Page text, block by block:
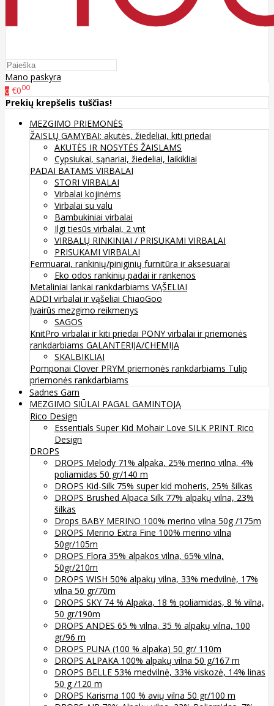
Mano paskyra
0 €000
Prekių krepšelis tuščias!
MEZGIMO PRIEMONĖS
ŽAISLŲ GAMYBAI: akutės, žiedeliai, kiti priedai
AKUTĖS IR NOSYTĖS ŽAISLAMS
Cypsiukai, sąnariai, žiedeliai, laikikliai
PADAI BATAMS VIRBALAI
STORI VIRBALAI
Virbalai kojinėms
Virbalai su valu
Bambukiniai virbalai
Ilgi tiesūs virbalai, 2 vnt
VIRBALŲ RINKINIAI / PRISUKAMI VIRBALAI
PRISUKAMI VIRBALAI
Fermuarai, rankinių/piniginių furnitūra ir aksesuarai
Eko odos rankinių padai ir rankenos
Metaliniai lankai rankdarbiams VĄŠELIAI
ADDI virbalai ir vąšeliai ChiaoGoo
Įvairūs mezgimo reikmenys
SAGOS
KnitPro virbalai ir kiti priedai PONY virbalai ir priemonės
rankdarbiams GALANTERIJA/CHEMIJA
SKALBIKLIAI
Pomponai Clover PRYM priemonės rankdarbiams Tulip
priemonės rankdarbiams
Sadnes Garn
MEZGIMO SIŪLAI PAGAL GAMINTOJĄ
Rico Design
Essentials Super Kid Mohair Love SILK PRINT Rico
Design
DROPS
DROPS Melody 71% alpaka, 25% merino vilna, 4%
poliamidas 50 gr/140 m
DROPS Kid-Silk 75% super kid moheris, 25% šilkas
DROPS Brushed Alpaca Silk 77% alpakų vilna, 23%
šilkas
Drops BABY MERINO 100% merino vilna 50g /175m
DROPS Merino Extra Fine 100% merino vilna
50gr/105m
DROPS Flora 35% alpakos vilna, 65% vilna,
50gr/210m
DROPS WISH 50% alpakų vilna, 33% medvilnė, 17%
vilna 50 gr/70m
DROPS SKY 74 % Alpaka, 18 % poliamidas, 8 % vilna,
50 gr/190m
DROPS ANDES 65 % vilna, 35 % alpakų vilna, 100
gr/96 m
DROPS PUNA (100 % alpaka) 50 gr/ 110m
DROPS ALPAKA 100% alpakų vilna 50 g/167 m
DROPS BELLE 53% medvilnė, 33% viskozė, 14% linas
50 g /120 m
DROPS Karisma 100 % avių vilna 50 gr/100 m